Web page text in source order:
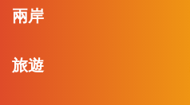
兩岸
旅遊